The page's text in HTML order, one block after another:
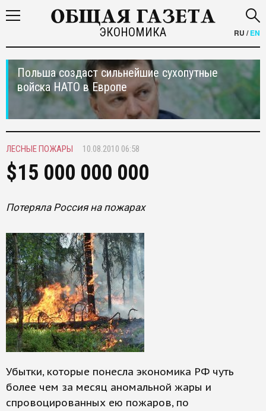
ЭКОНОМИКА RU /EN
Польша создаст сильнейшие сухопутные
войска НАТО в Европе
ЛЕСНЫЕ ПОЖАРЫ 10.08.2010 06:58
$15 000 000 000
Потеряла Россия на пожарах
Убытки, которые понесла экономика РФ чуть
более чем за месяц аномальной жары и
спровоцированных ею пожаров, по